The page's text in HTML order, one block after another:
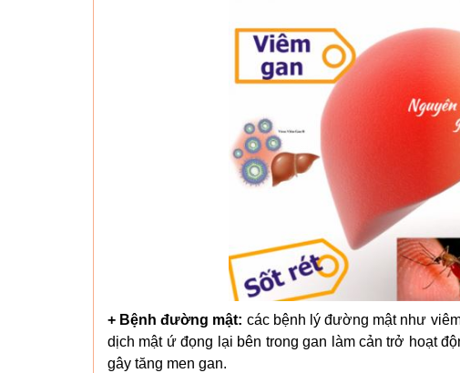
+ Bệnh đường mật: các bệnh lý đường mật như
dịch mật ứ đọng lại bên trong gan làm cản trở hoạt
gây tăng men gan.